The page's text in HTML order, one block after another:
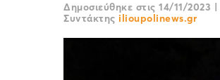
Δημοσιεύθηκε στις 14/11/2023 |
Συντάκτης ilioupolinews.gr